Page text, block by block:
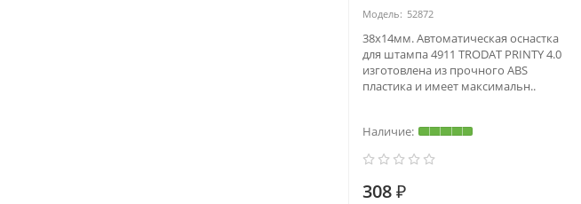
52872
38х14мм. Автоматическая оснастка
для штампа 4911 TRODAT PRINTY 4.0
изготовлена из прочного ABS
пластика и имеет максимальн..
308 ₽